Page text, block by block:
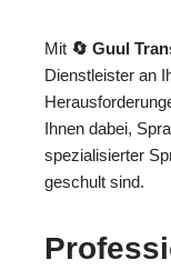
Mit 🔄 Guul
Dienstleister an
Ihnen dabei,
spezialisierter
geschult sind.